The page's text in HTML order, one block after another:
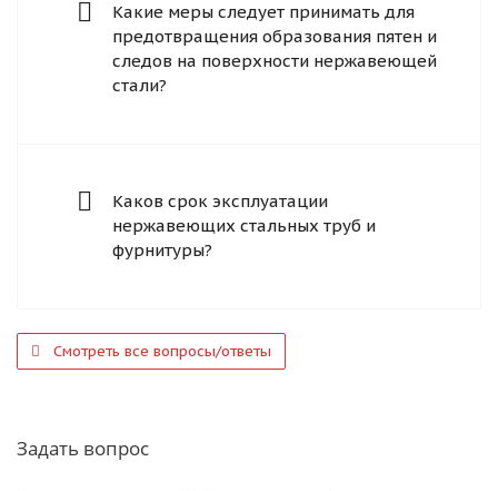
Какие меры следует принимать для
предотвращения образования пятен и
следов на поверхности нержавеющей
стали?
Каков срок эксплуатации
нержавеющих стальных труб и
фурнитуры?
Смотреть все вопросы/ответы
Задать вопрос